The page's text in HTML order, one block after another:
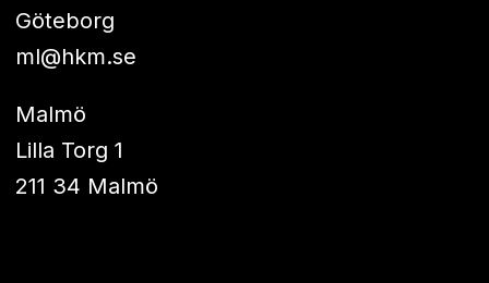
Göteborg
ml@hkm.se
Malmö
Lilla Torg 1
211 34 Malmö